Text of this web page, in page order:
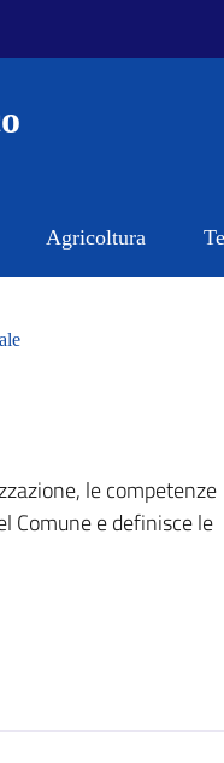
Agricoltura
le competenze
Comune e definisce le